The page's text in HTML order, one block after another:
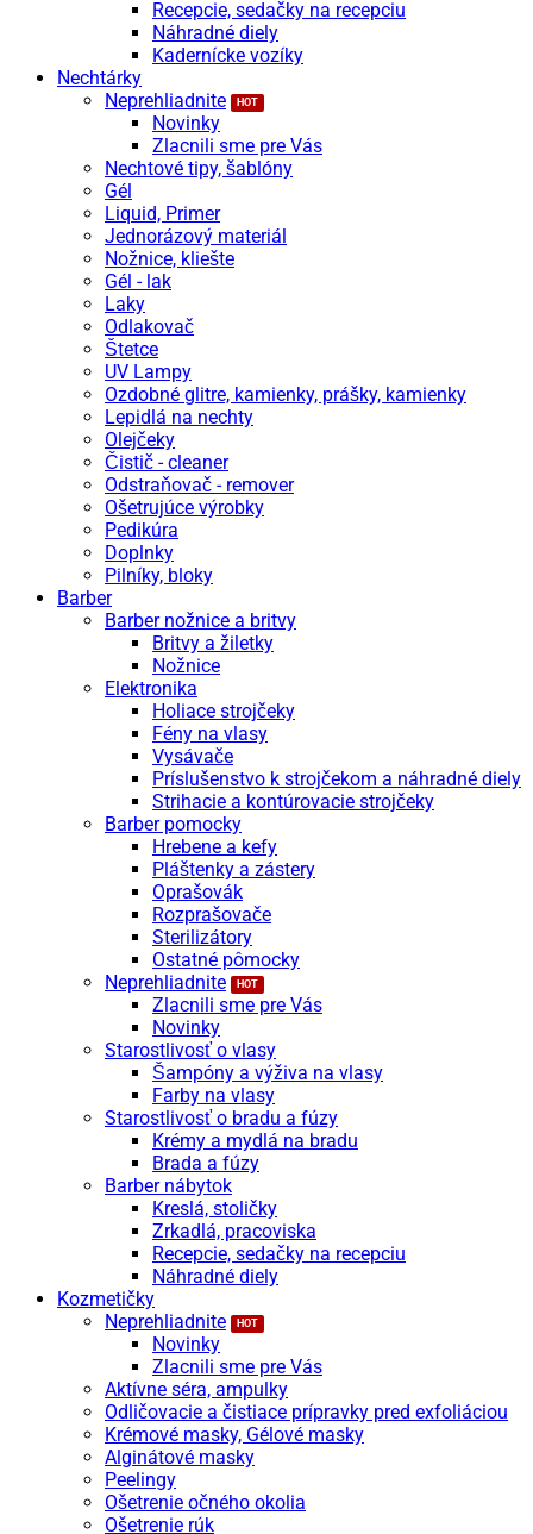
Recepcie, sedačky na recepciu
Náhradné diely
Kadernícke vozíky
Nechtárky
Neprehliadnite
Novinky
Zlacnili sme pre Vás
Nechtové tipy, šablóny
Gél
Liquid, Primer
Jednorázový materiál
Nožnice, kliešte
Gél - lak
Laky
Odlakovač
Štetce
UV Lampy
Ozdobné glitre, kamienky, prášky, kamienky
Lepidlá na nechty
Olejčeky
Čistič - cleaner
Odstraňovač - remover
Ošetrujúce výrobky
Pedikúra
Doplnky
Pilníky, bloky
Barber
Barber nožnice a britvy
Britvy a žiletky
Nožnice
Elektronika
Holiace strojčeky
Fény na vlasy
Vysávače
Príslušenstvo k strojčekom a náhradné diely
Strihacie a kontúrovacie strojčeky
Barber pomocky
Hrebene a kefy
Pláštenky a zástery
Oprašovák
Rozprašovače
Sterilizátory
Ostatné pômocky
Neprehliadnite
Zlacnili sme pre Vás
Novinky
Starostlivosť o vlasy
Šampóny a výživa na vlasy
Farby na vlasy
Starostlivosť o bradu a fúzy
Krémy a mydlá na bradu
Brada a fúzy
Barber nábytok
Kreslá, stoličky
Zrkadlá, pracoviska
Recepcie, sedačky na recepciu
Náhradné diely
Kozmetičky
Neprehliadnite
Novinky
Zlacnili sme pre Vás
Aktívne séra, ampulky
Odličovacie a čistiace prípravky pred exfoliáciou
Krémové masky, Gélové masky
Alginátové masky
Peelingy
Ošetrenie očného okolia
Ošetrenie rúk